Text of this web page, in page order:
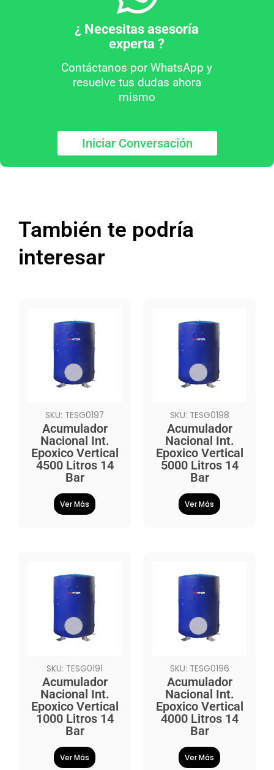
¿ Necesitas asesoría
experta ?
Contáctanos por WhatsApp y
resuelve tus dudas ahora
mismo
Iniciar Conversación
También te podría
interesar
SKU: TESG0197
Acumulador
Nacional Int.
Epoxico Vertical
4500 Litros 14
Bar
Ver Más
SKU: TESG0198
Acumulador
Nacional Int.
Epoxico Vertical
5000 Litros 14
Bar
Ver Más
SKU: TESG0191
Acumulador
Nacional Int.
Epoxico Vertical
1000 Litros 14
Bar
Ver Más
SKU: TESG0196
Acumulador
Nacional Int.
Epoxico Vertical
4000 Litros 14
Bar
Ver Más